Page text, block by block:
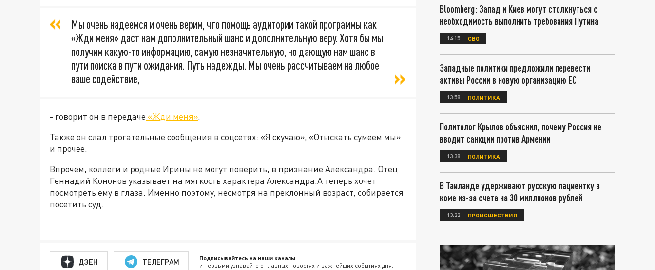
Мы очень надеемся и очень верим, что помощь аудитории такой программы как
«Жди меня» даст нам дополнительный шанс и дополнительную веру. Хотя бы мы
получим какую-то информацию, самую незначительную, но дающую нам шанс в
пути поиска в пути ожидания. Путь надежды. Мы очень рассчитываем на любое
ваше содействие,
- говорит он в передаче «Жди меня».
Также он слал трогательные сообщения в соцсетях: «Я скучаю», «Отыскать сумеем мы»
и прочее.
Впрочем, коллеги и родные Ирины не могут поверить, в признание Александра. Отец
Геннадий Кононов указывает на мягкость характера Александра.А теперь хочет
посмотреть ему в глаза. Именно поэтому, несмотря на преклонный возраст, собирается
посетить суд.
ДЗЕН ТЕЛЕГРАМ Подписывайтесь на наши каналы
и первыми узнавайте о главных новостях и важнейших событиях дня.
Bloomberg: Запад и Киев могут столкнуться с
необходимость выполнить требования Путина
14:15 СВО
Западные политики предложили перевести
активы России в новую организацию ЕС
13:58 ПОЛИТИКА
Политолог Крылов объяснил, почему Россия не
вводит санкции против Армении
13:38 ПОЛИТИКА
В Таиланде удерживают русскую пациентку в
коме из-за счета на 30 миллионов рублей
13:22 ПРОИСШЕСТВИЯ